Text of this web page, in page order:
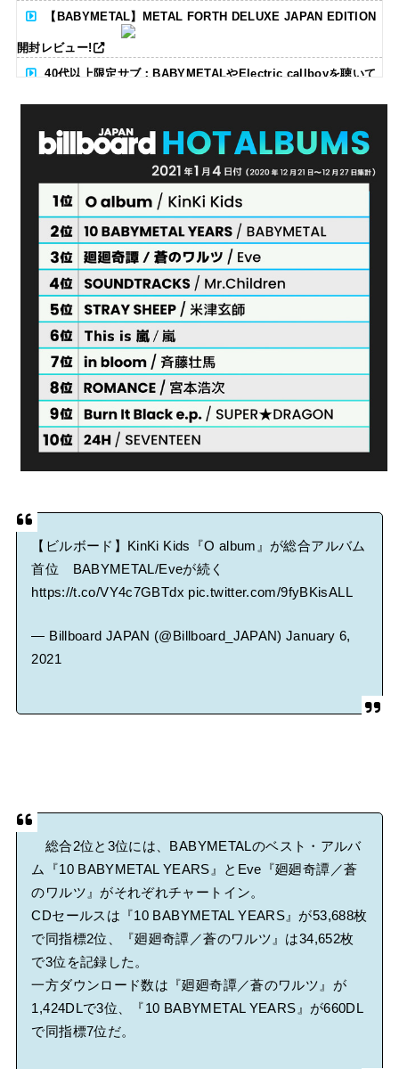
【BABYMETAL】METAL FORTH DELUXE JAPAN EDITION
開封レビュー!
40代以上限定サブ：BABYMETALやElectric callboyを聴いて
る人いる？ 【海外の反応】
BABYMETAL「CANNONBALL外伝」グッズ販売決定
タワーレコード新宿店にてBABYMETALのパネル展が開催中
Powered by livedoor 相互RSS
【ビルボード】KinKi Kids『O album』が総合アルバム
首位 BABYMETAL/Eveが続く
https://t.co/VY4c7GBTdx pic.twitter.com/9fyBKisALL
— Billboard JAPAN (@Billboard_JAPAN)January 6,
2021
総合2位と3位には、BABYMETALのベスト・アルバ
ム『10 BABYMETAL YEARS』とEve『廻廻奇譚／蒼
のワルツ』がそれぞれチャートイン。
CDセールスは『10 BABYMETAL YEARS』が53,688枚
で同指標2位、『廻廻奇譚／蒼のワルツ』は34,652枚
で3位を記録した。
一方ダウンロード数は『廻廻奇譚／蒼のワルツ』が
1,424DLで3位、『10 BABYMETAL YEARS』が660DL
で同指標7位だ。